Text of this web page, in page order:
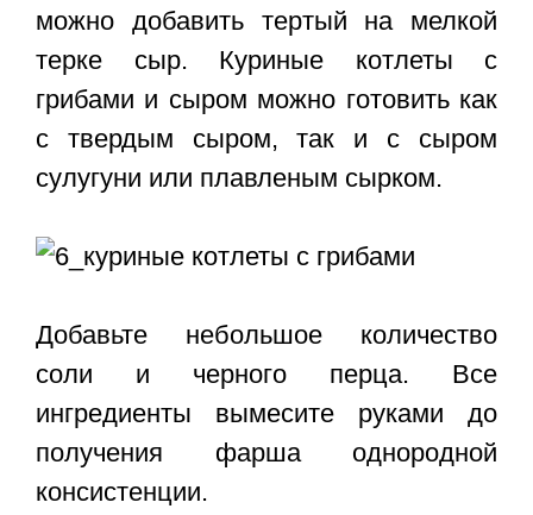
можно добавить тертый на мелкой
терке сыр. Куриные котлеты с
грибами и сыром можно готовить как
с твердым сыром, так и с сыром
сулугуни или плавленым сырком.
Добавьте небольшое количество
соли и черного перца. Все
ингредиенты вымесите руками до
получения фарша однородной
консистенции.